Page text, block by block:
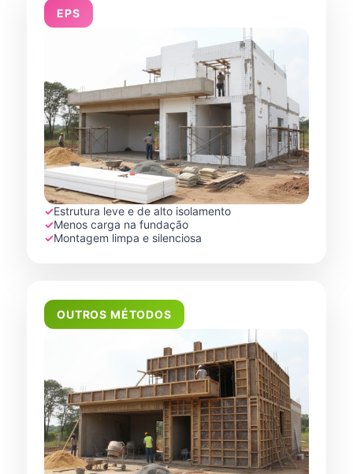
EPS
✓Estrutura leve e de alto isolamento
✓Menos carga na fundação
✓Montagem limpa e silenciosa
OUTROS MÉTODOS